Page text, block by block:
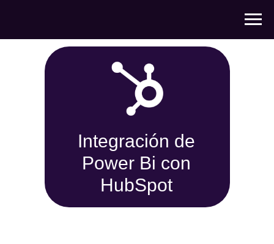
Integración de
Power Bi con
HubSpot